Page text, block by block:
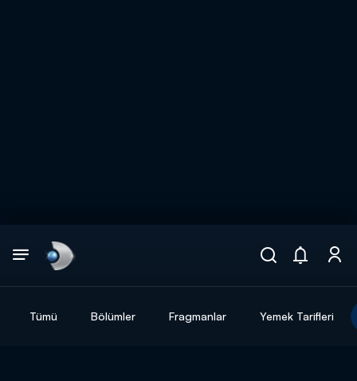
Tümü Bölümler Fragmanlar Yemek Tarifleri